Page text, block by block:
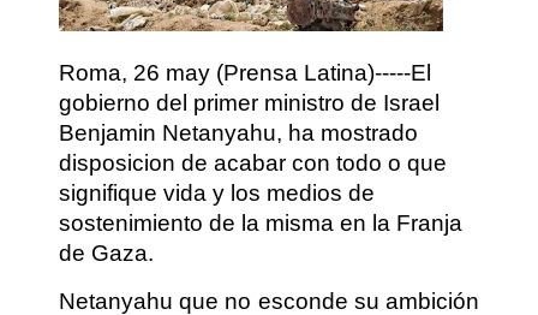
Roma, 26 may (Prensa Latina)-----El
gobierno del primer ministro de Israel
Benjamin Netanyahu, ha mostrado
disposicion de acabar con todo o que
signifique vida y los medios de
sostenimiento de la misma en la Franja
de Gaza.
Netanyahu que no esconde su ambición